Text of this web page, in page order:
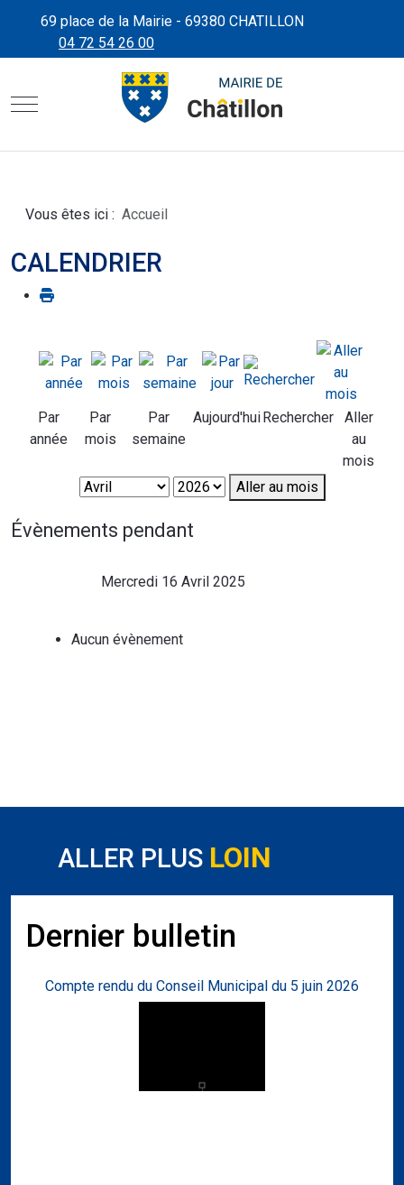
69 place de la Mairie - 69380 CHATILLON
04 72 54 26 00
CHÂTILLON D'AZERGUES"
SITE OFFICIEL DE LA MAIRIE
Mobile Menu Toggle
Vous êtes ici : Accueil
CALENDRIER
Par
année
Par
mois
Par
semaine
Aujourd'huiRechercher
Aller
au
mois
Aller au mois
Évènements pendant
Mercredi 16 Avril 2025
Aucun évènement
ALLER PLUS LOIN
Dernier bulletin
Compte rendu du Conseil Municipal du 5 juin 2026